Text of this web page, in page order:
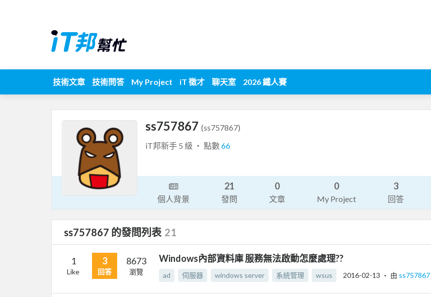
技術文章 技術問答 My Project iT 徵才 聊天室 2026 鐵人賽
ss757867 (ss757867)
iT邦新手 5 級 ‧ 點數66
個人背景
21
發問
0
文章
0
My Project
3
回答
ss757867 的發問列表 21
1
Like
3
回答
8673
瀏覽
Windows內部資料庫 服務無法啟動怎麼處理??
ad 伺服器 windows server 系統管理 wsus 2016-02-13 ‧ 由 ss757867